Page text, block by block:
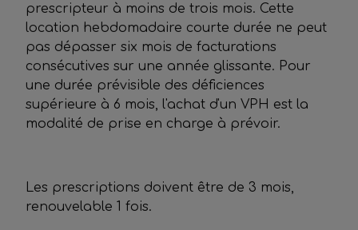
prescripteur à moins de trois mois. Cette
location hebdomadaire courte durée ne peut
pas dépasser six mois de facturations
consécutives sur une année glissante. Pour
une durée prévisible des déficiences
supérieure à 6 mois, l'achat d'un VPH est la
modalité de prise en charge à prévoir.
Les prescriptions doivent être de 3 mois,
renouvelable 1 fois.